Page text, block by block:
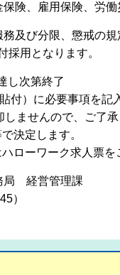
険、雇用保険、労
及び分限、懲戒の規
となります。
し次第終了
必要事項を記入し
んので、ご了承く
定します。
ーク求人票をご
局 経営管理課